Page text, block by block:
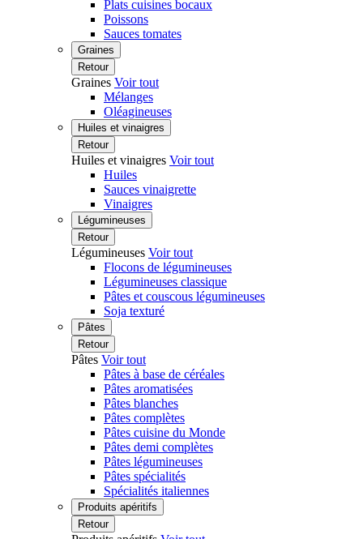
Plats cuisines bocaux
Poissons
Sauces tomates
Graines
Retour
Graines Voir tout
Mélanges
Oléagineuses
Huiles et vinaigres
Retour
Huiles et vinaigres Voir tout
Huiles
Sauces vinaigrette
Vinaigres
Légumineuses
Retour
Légumineuses Voir tout
Flocons de légumineuses
Légumineuses classique
Pâtes et couscous légumineuses
Soja texturé
Pâtes
Retour
Pâtes Voir tout
Pâtes à base de céréales
Pâtes aromatisées
Pâtes blanches
Pâtes complètes
Pâtes cuisine du Monde
Pâtes demi complètes
Pâtes légumineuses
Pâtes spécialités
Spécialités italiennes
Produits apéritifs
Retour